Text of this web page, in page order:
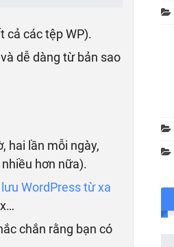
cả các tệp WP).
dễ dàng từ bản sao
hai lần mỗi ngày,
hơn nữa).
WordPress từ xa
chắn rằng bạn có